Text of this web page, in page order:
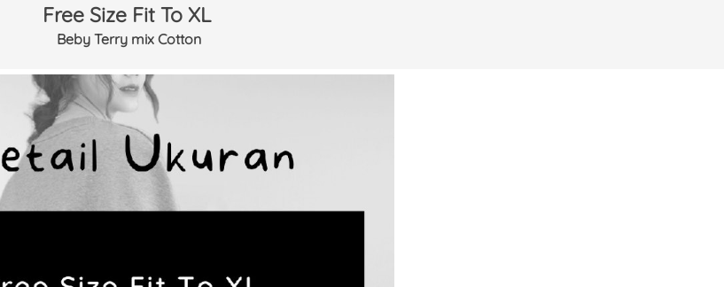
Free Size Fit To XL
Beby Terry mix Cotton